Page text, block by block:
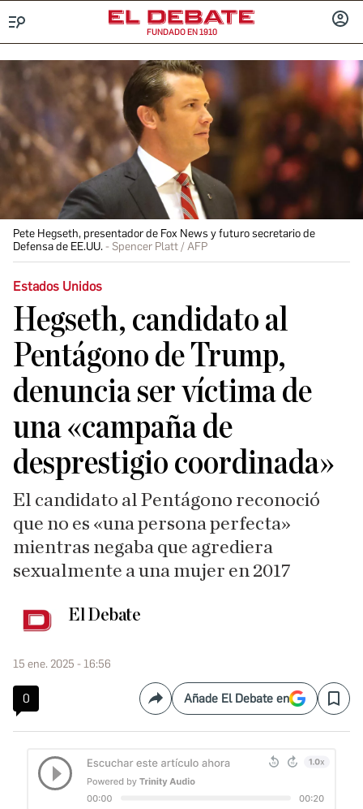
FUNDADO EN 1910
Pete Hegseth, presentador de Fox News y futuro secretario de
Defensa de EE.UU.
Spencer Platt / AFP
Estados Unidos
Hegseth, candidato al
Pentágono de Trump,
denuncia ser víctima de
una «campaña de
desprestigio coordinada»
El candidato al Pentágono reconoció
que no es «una persona perfecta»
mientras negaba que agrediera
sexualmente a una mujer en 2017
El Debate
15 ene. 2025 - 16:56
0 CompartirAñade El Debate en Save